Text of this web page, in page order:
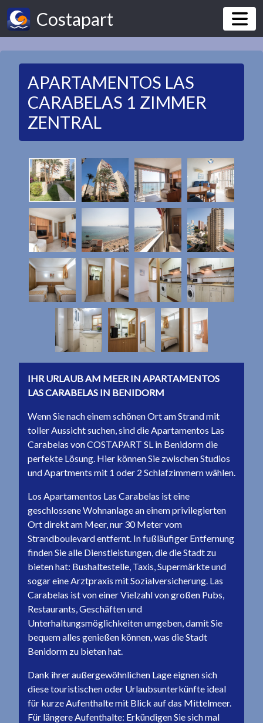
Costapart
APARTAMENTOS LAS
CARABELAS 1 ZIMMER
ZENTRAL
IHR URLAUB AM MEER IN APARTAMENTOS
LAS CARABELAS IN BENIDORM
Wenn Sie nach einem schönen Ort am Strand mit
toller Aussicht suchen, sind die Apartamentos Las
Carabelas von COSTAPART SL in Benidorm die
perfekte Lösung. Hier können Sie zwischen Studios
und Apartments mit 1 oder 2 Schlafzimmern wählen.
Los Apartamentos Las Carabelas ist eine
geschlossene Wohnanlage an einem privilegierten
Ort direkt am Meer, nur 30 Meter vom
Strandboulevard entfernt. In fußläufiger Entfernung
finden Sie alle Dienstleistungen, die die Stadt zu
bieten hat: Bushaltestelle, Taxis, Supermärkte und
sogar eine Arztpraxis mit Sozialversicherung. Las
Carabelas ist von einer Vielzahl von großen Pubs,
Restaurants, Geschäften und
Unterhaltungsmöglichkeiten umgeben, damit Sie
bequem alles genießen können, was die Stadt
Benidorm zu bieten hat.
Dank ihrer außergewöhnlichen Lage eignen sich
diese touristischen oder Urlaubsunterkünfte ideal
für kurze Aufenthalte mit Blick auf das Mittelmeer.
Für längere Aufenthalte: Erkündigen Sie sich mal